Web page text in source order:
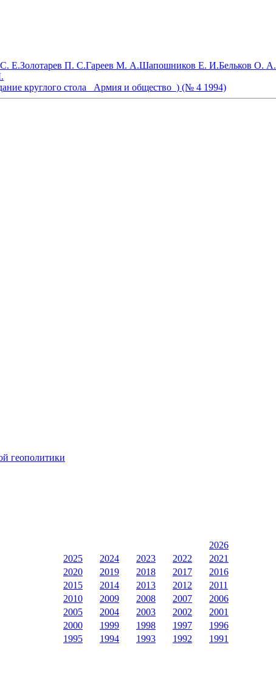
Е.Золотарев П. С.Гареев М. А.Шапошников Е. И.Бельков О. А.
круглого стола _Армия и общество_) (№ 4 1994)
геополитики
2026
2025
2024 2023 2022
2021
2020
2019 2018 2017
2016
2015
2014 2013 2012
2011
2010
2009 2008 2007
2006
2005
2004 2003 2002
2001
2000
1999 1998 1997
1996
1995
1994 1993 1992 1991